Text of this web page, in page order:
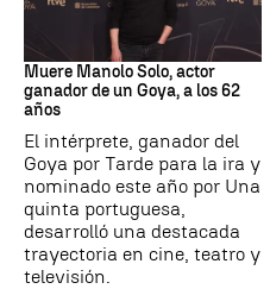
Actor
Muere Manolo Solo, actor
ganador de un Goya, a los 62
años
El intérprete, ganador del
Goya por Tarde para la ira y
nominado este año por Una
quinta portuguesa,
desarrolló una destacada
trayectoria en cine, teatro y
televisión.